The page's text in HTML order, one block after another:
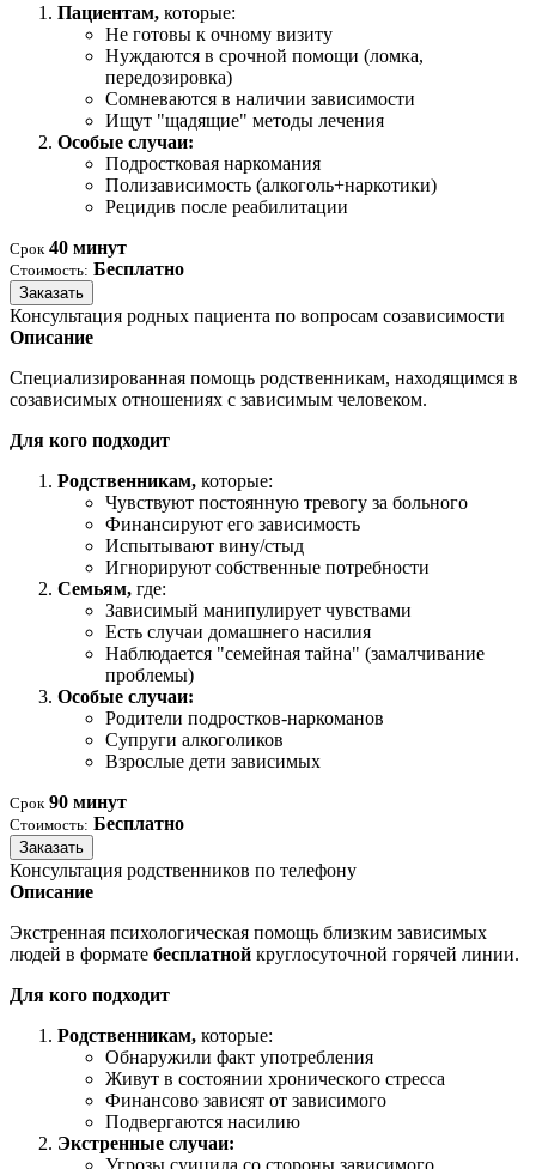
Пациентам, которые:
Не готовы к очному визиту
Нуждаются в срочной помощи (ломка,
передозировка)
Сомневаются в наличии зависимости
Ищут "щадящие" методы лечения
Особые случаи:
Подростковая наркомания
Полизависимость (алкоголь+наркотики)
Рецидив после реабилитации
Срок 40 минут
Стоимость: Бесплатно
Заказать
Консультация родных пациента по вопросам созависимости
Описание
Специализированная помощь родственникам, находящимся в
созависимых отношениях с зависимым человеком.
Для кого подходит
Родственникам, которые:
Чувствуют постоянную тревогу за больного
Финансируют его зависимость
Испытывают вину/стыд
Игнорируют собственные потребности
Семьям, где:
Зависимый манипулирует чувствами
Есть случаи домашнего насилия
Наблюдается "семейная тайна" (замалчивание
проблемы)
Особые случаи:
Родители подростков-наркоманов
Супруги алкоголиков
Взрослые дети зависимых
Срок 90 минут
Стоимость: Бесплатно
Заказать
Консультация родственников по телефону
Описание
Экстренная психологическая помощь близким зависимых
людей в формате бесплатной круглосуточной горячей линии.
Для кого подходит
Родственникам, которые:
Обнаружили факт употребления
Живут в состоянии хронического стресса
Финансово зависят от зависимого
Подвергаются насилию
Экстренные случаи:
Угрозы суицида со стороны зависимого